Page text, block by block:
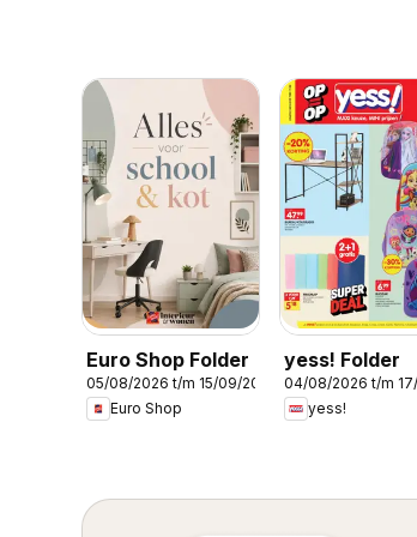
Euro Shop Folder
05/08/2026 t/m 15/09/2026
Euro Shop
yess! Folder
04/08/2026 t/m
yess!